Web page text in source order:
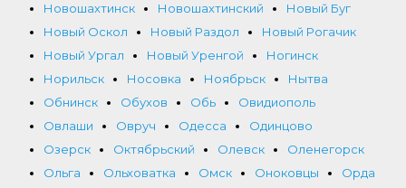
Новошахтинск
Новошахтинский
Новый Буг
Новый Оскол
Новый Раздол
Новый Рогачик
Новый Ургал
Новый Уренгой
Ногинск
Норильск
Носовка Ноябрьск
Нытва
Обнинск
Обухов Обь
Овидиополь
Овлаши
Овруч Одесса
Одинцово
Озерск
Октябрьский Олевск
Оленегорск
Ольга
Ольховатка Омск Оноковцы
Орда